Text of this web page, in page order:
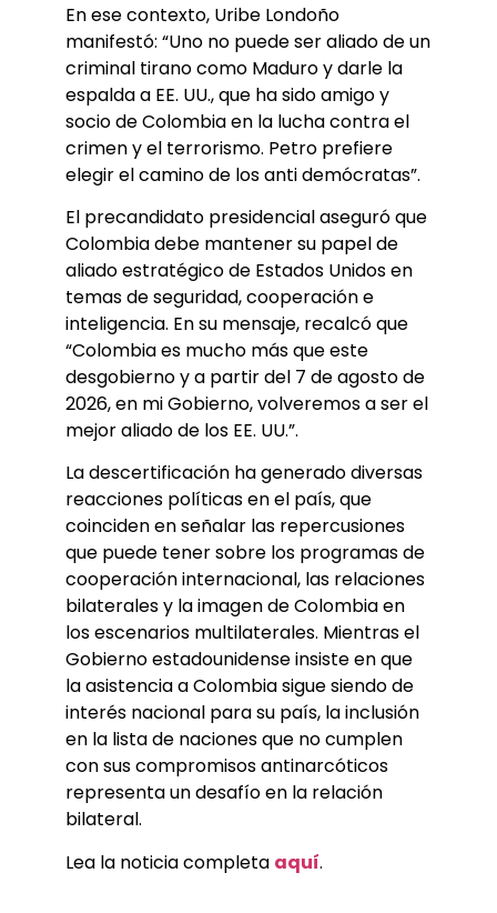
En ese contexto, Uribe Londoño
manifestó: “Uno no puede ser aliado de un
criminal tirano como Maduro y darle la
espalda a EE. UU., que ha sido amigo y
socio de Colombia en la lucha contra el
crimen y el terrorismo. Petro prefiere
elegir el camino de los anti demócratas”.
El precandidato presidencial aseguró que
Colombia debe mantener su papel de
aliado estratégico de Estados Unidos en
temas de seguridad, cooperación e
inteligencia. En su mensaje, recalcó que
“Colombia es mucho más que este
desgobierno y a partir del 7 de agosto de
2026, en mi Gobierno, volveremos a ser el
mejor aliado de los EE. UU.”.
La descertificación ha generado diversas
reacciones políticas en el país, que
coinciden en señalar las repercusiones
que puede tener sobre los programas de
cooperación internacional, las relaciones
bilaterales y la imagen de Colombia en
los escenarios multilaterales. Mientras el
Gobierno estadounidense insiste en que
la asistencia a Colombia sigue siendo de
interés nacional para su país, la inclusión
en la lista de naciones que no cumplen
con sus compromisos antinarcóticos
representa un desafío en la relación
bilateral.
Lea la noticia completa aquí.